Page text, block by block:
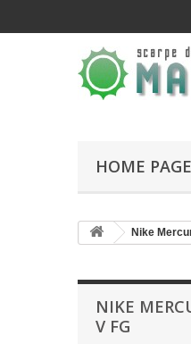
HOME PAGE
Nike
NIKE
V FG